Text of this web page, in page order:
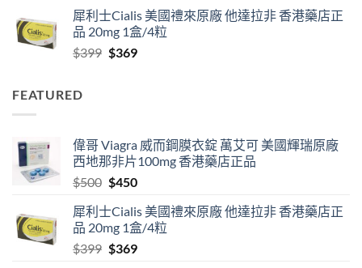
$799
through
犀利士Cialis 美國禮來原廠 他達拉非 香港藥店正
品 20mg 1盒/4粒
$399 Original
$369Current
FEATURED
偉哥 Viagra 威而鋼膜衣錠 萬艾可 美國輝瑞原廠
西地那非片100mg 香港藥店正品
$500 Original
was:
$500.
$450Current
is:
$450.
犀利士Cialis 美國禮來原廠 他達拉非 香港藥店正
品 20mg 1盒/4粒
$399 Original
$369Current